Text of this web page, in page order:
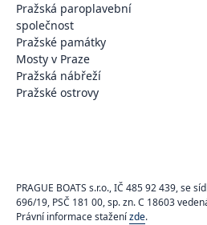
Pražská paroplavební
společnost
Pražské památky
Mosty v Praze
Pražská nábřeží
Pražské ostrovy
PRAGUE BOATS s.r.o., IČ 485 92 439, se
696/19, PSČ 181 00, sp. zn. C 18603
Právní informace staženízde.